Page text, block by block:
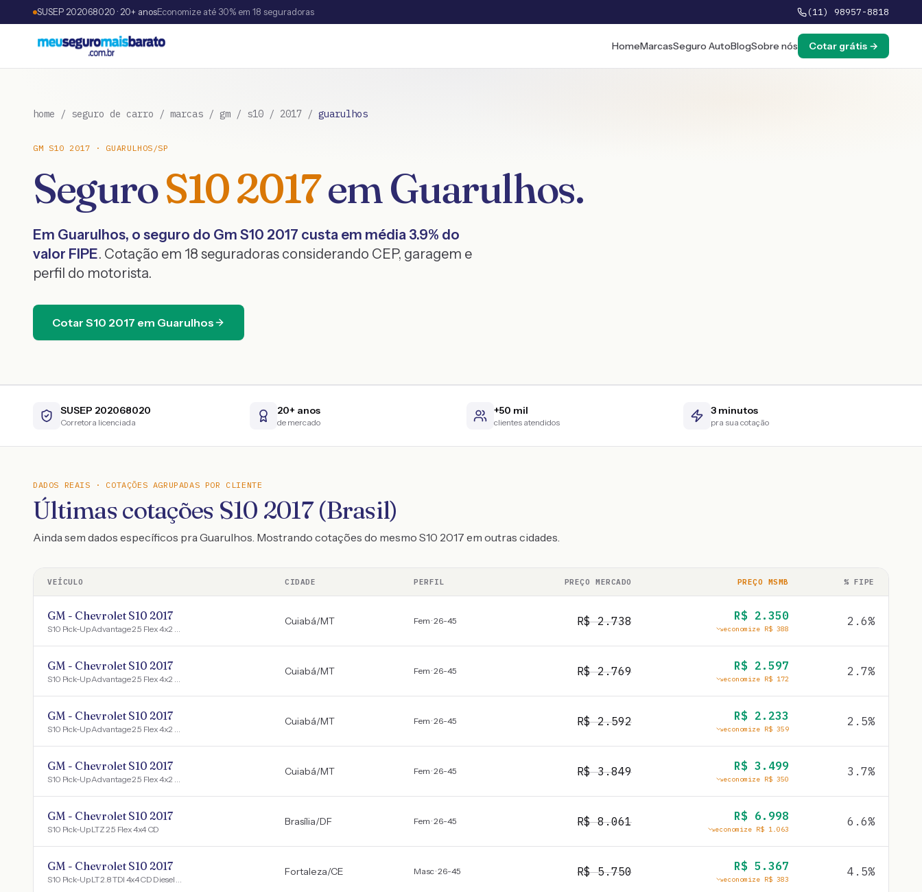
SUSEP 202068020 · 20+ anosEconomize até 30% em 18 seguradoras (11) 98957-8818
HomeMarcasSeguro AutoBlogSobre nós Cotar grátis →
home / seguro de carro / marcas / gm / s10 / 2017 / guarulhos
GM S10 2017 · GUARULHOS /SP
SeguroS102017emGuarulhos.
Em Guarulhos, o seguro do Gm S10 2017 custa em média 3.9% do
valor FIPE. Cotação em 18 seguradoras considerando CEP, garagem e
perfil do motorista.
Cotar S10 2017 em Guarulhos
SUSEP 202068020
Corretora licenciada
20+ anos
de mercado
+50 mil
clientes atendidos
3 minutos
pra sua cotação
DADOS REAIS · COTAÇÕES AGRUPADAS POR CLIENTE
Últimas cotações S10 2017 (Brasil)
Ainda sem dados específicos pra Guarulhos. Mostrando cotações do mesmo S10 2017 em outras cidades.
VEÍCULO CIDADE PERFIL PREÇO MERCADO PREÇO MSMB % FIPE
GM - Chevrolet S10 2017
S10 Pick-Up Advantage 2.5 Flex 4x2 CD
Cuiabá/MT Fem · 26-45 R$2.738 R$ 2.350
economize R$ 388
2.6%
GM - Chevrolet S10 2017
S10 Pick-Up Advantage 2.5 Flex 4x2 CD
Cuiabá/MT Fem · 26-45 R$2.769 R$ 2.597
economize R$ 172
2.7%
GM - Chevrolet S10 2017
S10 Pick-Up Advantage 2.5 Flex 4x2 CD
Cuiabá/MT Fem · 26-45 R$2.592 R$ 2.233
economize R$ 359
2.5%
GM - Chevrolet S10 2017
S10 Pick-Up Advantage 2.5 Flex 4x2 CD
Cuiabá/MT Fem · 26-45 R$3.849 R$ 3.499
economize R$ 350
3.7%
GM - Chevrolet S10 2017
S10 Pick-Up LTZ 2.5 Flex 4x4 CD
Brasília/DF Fem · 26-45 R$8.061 R$ 6.998
economize R$ 1.063
6.6%
GM - Chevrolet S10 2017
S10 Pick-Up LT 2.8 TDI 4x4 CD Diesel Aut
Fortaleza/CE Masc · 26-45 R$5.750 R$ 5.367
economize R$ 383
4.5%